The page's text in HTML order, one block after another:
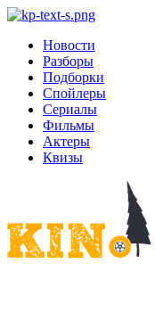
Новости
Разборы
Подборки
Спойлеры
Сериалы
Фильмы
Актеры
Квизы